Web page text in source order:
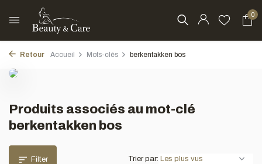
0
Retour Accueil Mots-clés berkentakken bos
Produits associés au mot-clé
berkentakken bos
Filter Trier par: